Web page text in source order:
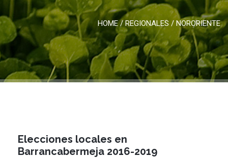
HOME/REGIONALES/ NORORIENTE
Elecciones locales en
Barrancabermeja 2016-2019